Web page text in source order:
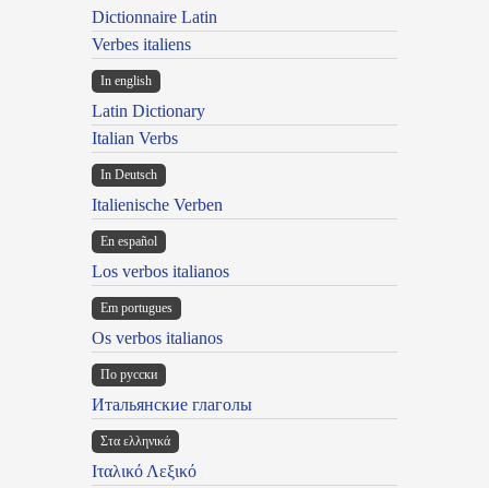
Dictionnaire Latin
Verbes italiens
In english
Latin Dictionary
Italian Verbs
In Deutsch
Italienische Verben
En español
Los verbos italianos
Em portugues
Os verbos italianos
По русски
Итальянские глаголы
Στα ελληνικά
Ιταλικό Λεξικό